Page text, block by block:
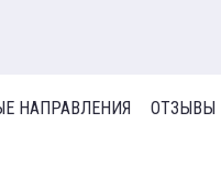
НАПРАВЛЕНИЯ ОТЗЫВЫ